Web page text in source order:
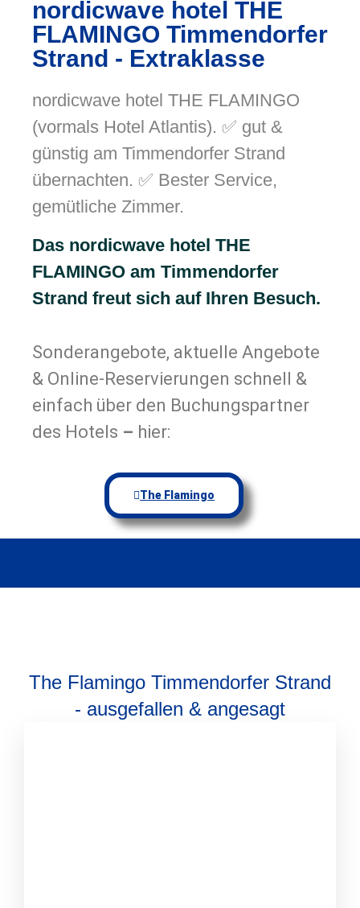
nordicwave hotel THE
FLAMINGO Timmendorfer
Strand - Extraklasse
nordicwave hotel THE FLAMINGO
(vormals Hotel Atlantis). ✅ gut &
günstig am Timmendorfer Strand
übernachten. ✅ Bester Service,
gemütliche Zimmer.
Das nordicwave hotel THE
FLAMINGO am Timmendorfer
Strand freut sich auf Ihren Besuch.
Sonderangebote, aktuelle Angebote
& Online-Reservierungen schnell &
einfach über den Buchungspartner
des Hotels – hier:
The Flamingo
The Flamingo Timmendorfer Strand
- ausgefallen & angesagt